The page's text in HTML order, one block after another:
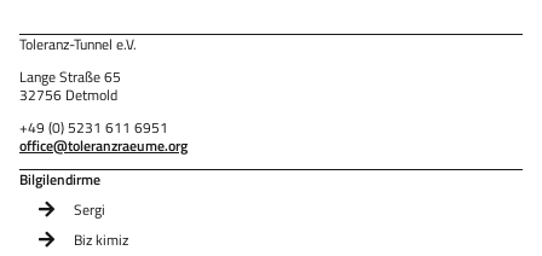
Toleranz-Tunnel e.V.
Lange Straße 65
32756 Detmold
+49 (0) 5231 611 6951
office@toleranzraeume.org
Bilgilendirme
Sergi
Biz kimiz